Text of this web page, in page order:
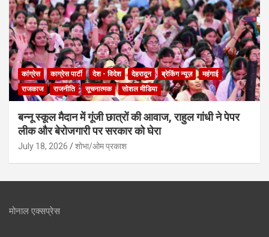
कांग्रेस काग्रेस पार्टी देश - विदेश देहरादून ब्रेकिंग न्यूज़
महंगाई
राजकाज
राजनीति सूचनात्मक सोशल मीडिया
बन्नू स्कूल मैदान में गूंजी छात्रों की आवाज, राहुल गांधी ने पेपर
लीक और बेरोजगारी पर सरकार को घेरा
July 18, 2026 शोभा/ओम प्रकाश
मोनाल एक्सप्रेस